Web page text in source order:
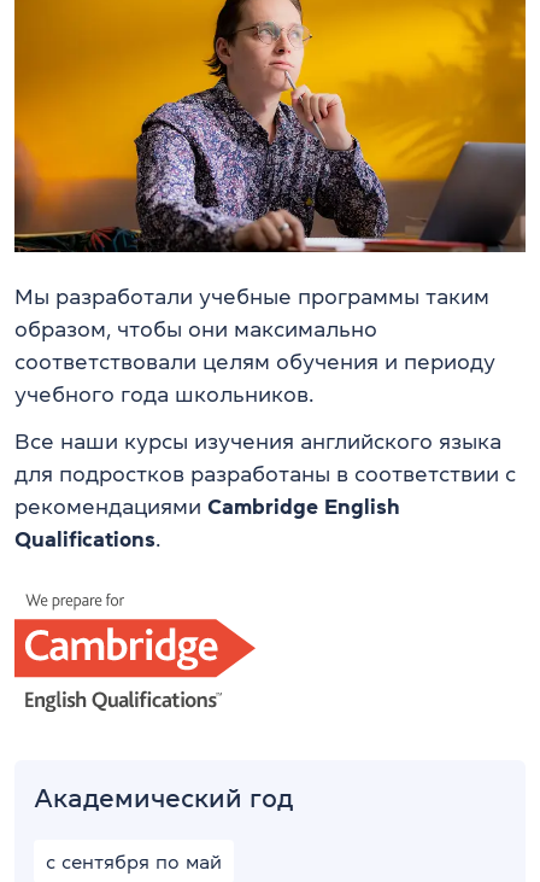
Мы разработали учебные программы таким
образом, чтобы они максимально
соответствовали целям обучения и периоду
учебного года школьников.
Все наши курсы изучения английского языка
для подростков разработаны в соответствии с
рекомендациями Cambridge English
Qualifications.
Академический год
с сентября по май